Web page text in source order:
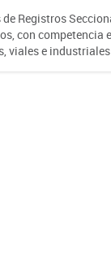
Registros
con
viales e